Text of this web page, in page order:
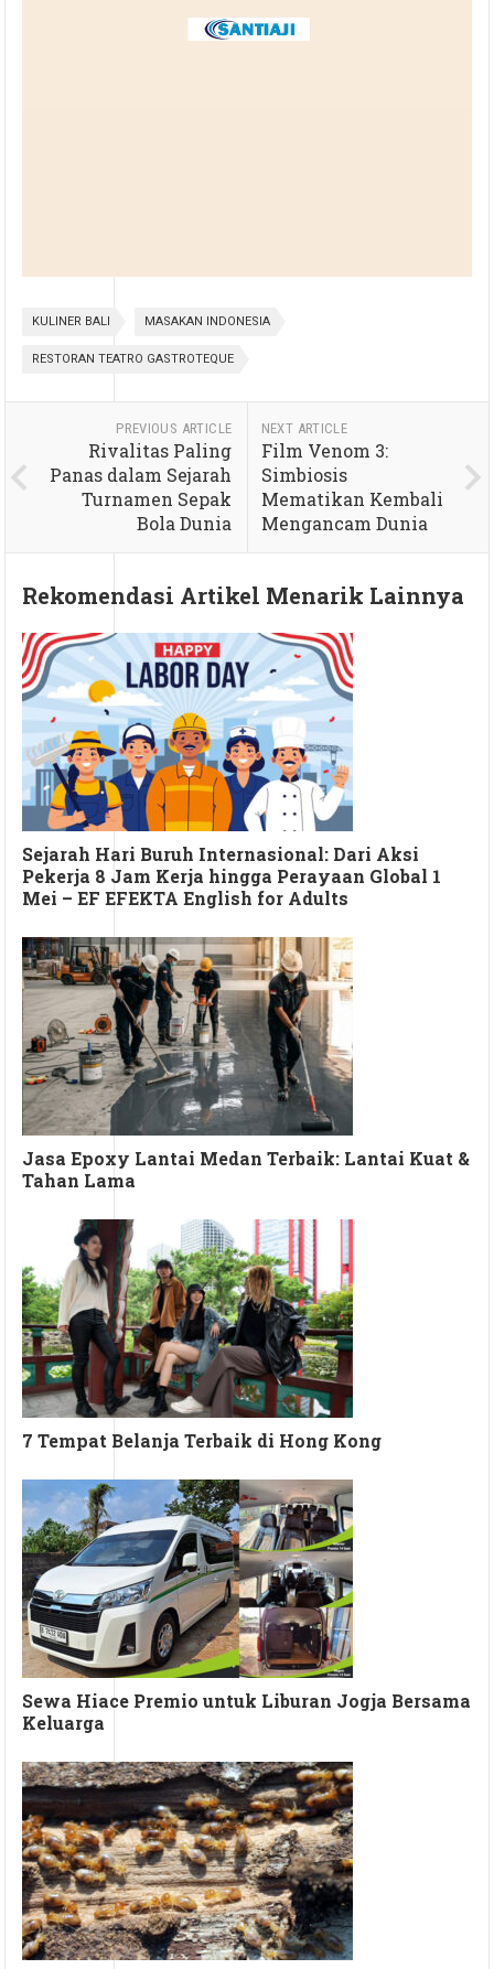
KULINER BALI MASAKAN INDONESIA
RESTORAN TEATRO GASTROTEQUE
PREVIOUS ARTICLE
Rivalitas Paling
Panas dalam Sejarah
Turnamen Sepak
Bola Dunia
NEXT ARTICLE
Film Venom 3:
Simbiosis
Mematikan Kembali
Mengancam Dunia
Rekomendasi Artikel Menarik Lainnya
Sejarah Hari Buruh Internasional: Dari Aksi
Pekerja 8 Jam Kerja hingga Perayaan Global 1
Mei – EF EFEKTA English for Adults
Jasa Epoxy Lantai Medan Terbaik: Lantai Kuat &
Tahan Lama
7 Tempat Belanja Terbaik di Hong Kong
Sewa Hiace Premio untuk Liburan Jogja Bersama
Keluarga